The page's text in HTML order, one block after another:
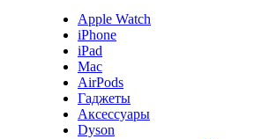
Apple Watch
iPhone
iPad
Mac
AirPods
Гаджеты
Аксессуары
Dyson